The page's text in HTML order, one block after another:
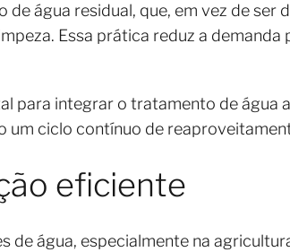
água residual, que, em vez de ser
Essa prática reduz a demanda
para integrar o tratamento de água
um ciclo contínuo de
eficiente
de água, especialmente na